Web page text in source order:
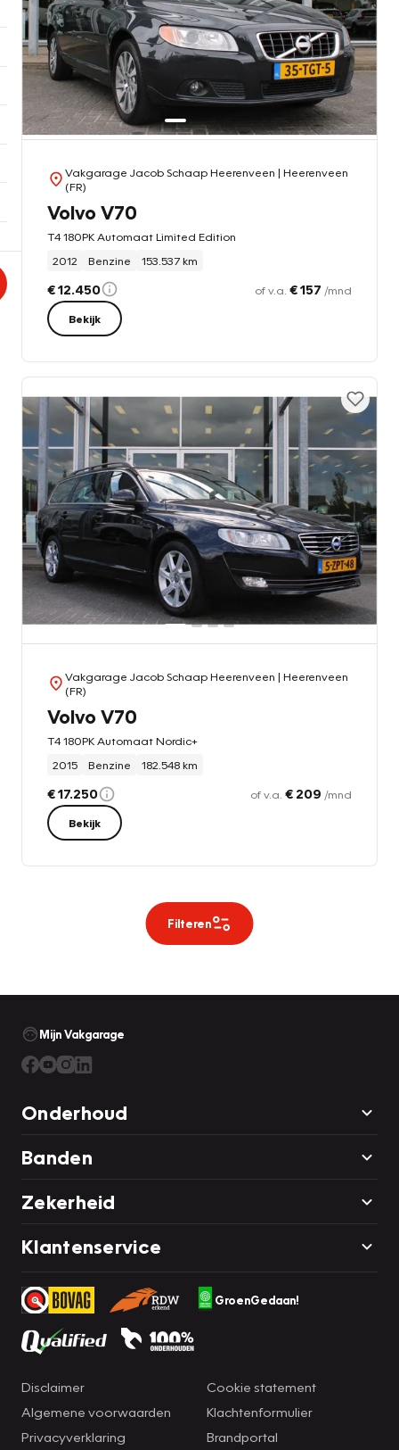
Vakgarage Jacob Schaap Heerenveen | Heerenveen
(FR)
Volvo V70
T4 180PK Automaat Limited Edition
2012
Benzine 153.537 km
€ 12.450 of v.a. € 157 /mnd
Bekijk
Vakgarage Jacob Schaap Heerenveen | Heerenveen
(FR)
Volvo V70
T4 180PK Automaat Nordic+
2015
Benzine 182.548 km
€ 17.250 of v.a. € 209 /mnd
Bekijk
Filteren
Mijn Vakgarage
Onderhoud
Banden
Zekerheid
Klantenservice
GroenGedaan!
Disclaimer
Algemene voorwaarden
Privacyverklaring
Cookie statement
Klachtenformulier
Brandportal